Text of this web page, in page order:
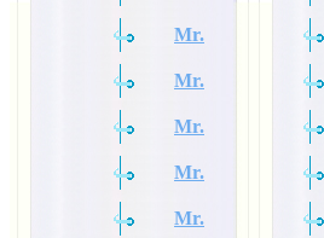
Mr.
Mr.
Mr.
Mr.
Mr.